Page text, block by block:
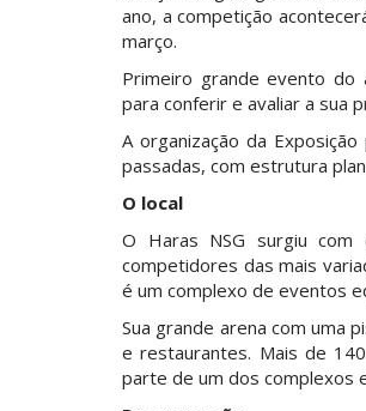
ano, a competição
março.
Primeiro grande evento do
para conferir e avaliar a sua
A organização da
passadas, com estrutura
O local
O Haras NSG surgiu com
competidores das mais
é um complexo de eventos
Sua grande arena com uma
e restaurantes. Mais de
parte de um dos complexos